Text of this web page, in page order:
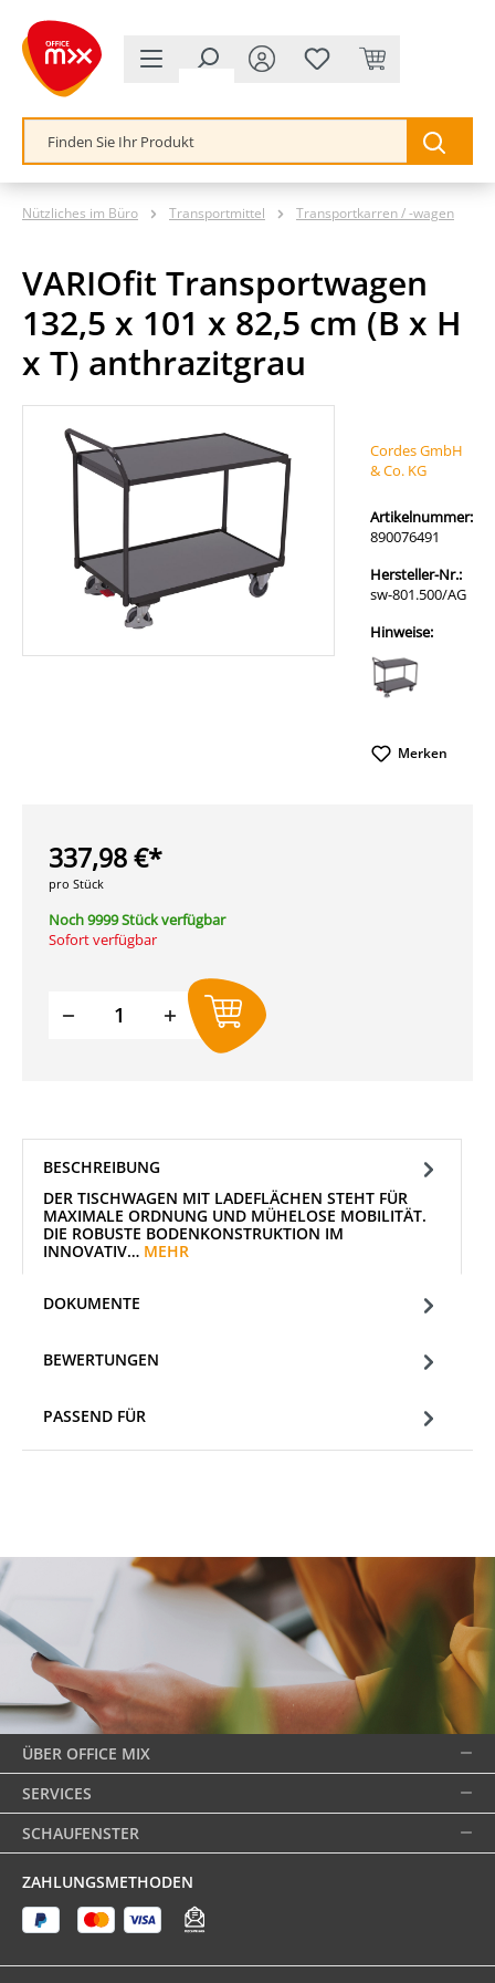
springen
Nützliches im Büro Transportmittel Transportkarren / -wagen
VARIOfit Transportwagen
132,5 x 101 x 82,5 cm (B x H
x T) anthrazitgrau
Cordes GmbH
& Co. KG
Artikelnummer:
890076491
Hersteller-Nr.:
sw-801.500/AG
Hinweise:
Merken
337,98 €*
pro Stück
Noch 9999 Stück verfügbar
Sofort verfügbar
Produkt Anzahl: Gib den
BESCHREIBUNG
DER TISCHWAGEN MIT LADEFLÄCHEN STEHT FÜR
MAXIMALE ORDNUNG UND MÜHELOSE MOBILITÄT.
DIE ROBUSTE BODENKONSTRUKTION IM
INNOVATIV… MEHR
DOKUMENTE
BEWERTUNGEN
PASSEND FÜR
ÜBER OFFICE MIX
SERVICES
SCHAUFENSTER
ZAHLUNGSMETHODEN